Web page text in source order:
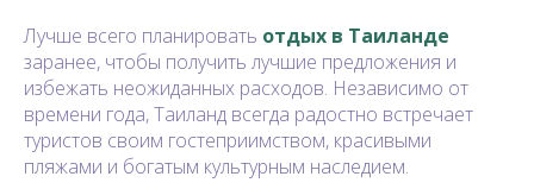
Лучше всего планировать отдых в Таиланде
заранее, чтобы получить лучшие предложения и
избежать неожиданных расходов. Независимо от
времени года, Таиланд всегда радостно встречает
туристов своим гостеприимством, красивыми
пляжами и богатым культурным наследием.